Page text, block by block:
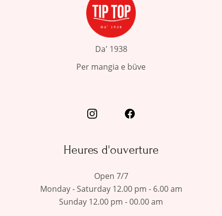
Da' 1938
Per mangia e büve
Heures d'ouverture
Open 7/7
Monday - Saturday 12.00 pm - 6.00 am
Sunday 12.00 pm - 00.00 am